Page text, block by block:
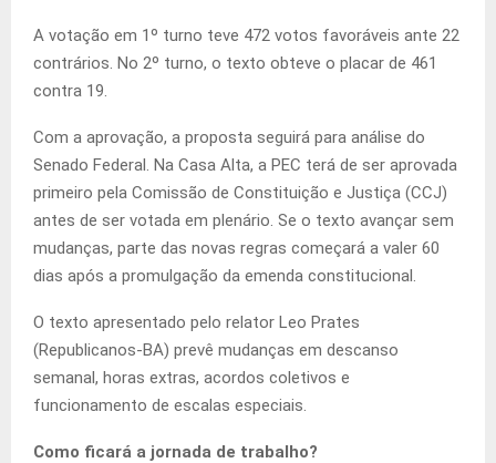
A votação em 1º turno teve 472 votos favoráveis ante 22
contrários. No 2º turno, o texto obteve o placar de 461
contra 19.
Com a aprovação, a proposta seguirá para análise do
Senado Federal. Na Casa Alta, a PEC terá de ser aprovada
primeiro pela Comissão de Constituição e Justiça (CCJ)
antes de ser votada em plenário. Se o texto avançar sem
mudanças, parte das novas regras começará a valer 60
dias após a promulgação da emenda constitucional.
O texto apresentado pelo relator Leo Prates
(Republicanos-BA) prevê mudanças em descanso
semanal, horas extras, acordos coletivos e
funcionamento de escalas especiais.
Como ficará a jornada de trabalho?